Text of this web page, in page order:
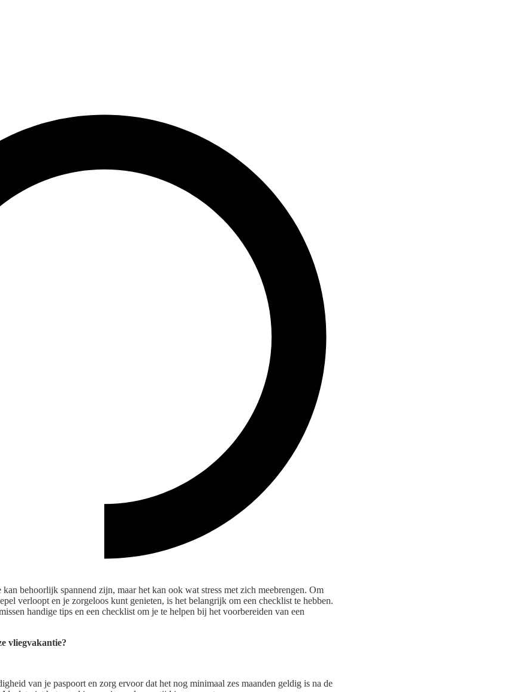
behoorlijk spannend zijn, maar het kan ook wat stress met zich meebrengen. Om
verloopt en je zorgeloos kunt genieten, is het belangrijk om een checklist te hebben.
handige tips en een checklist om je te helpen bij het voorbereiden van een
vliegvakantie?
van je paspoort en zorg ervoor dat het nog minimaal zes maanden geldig is na de